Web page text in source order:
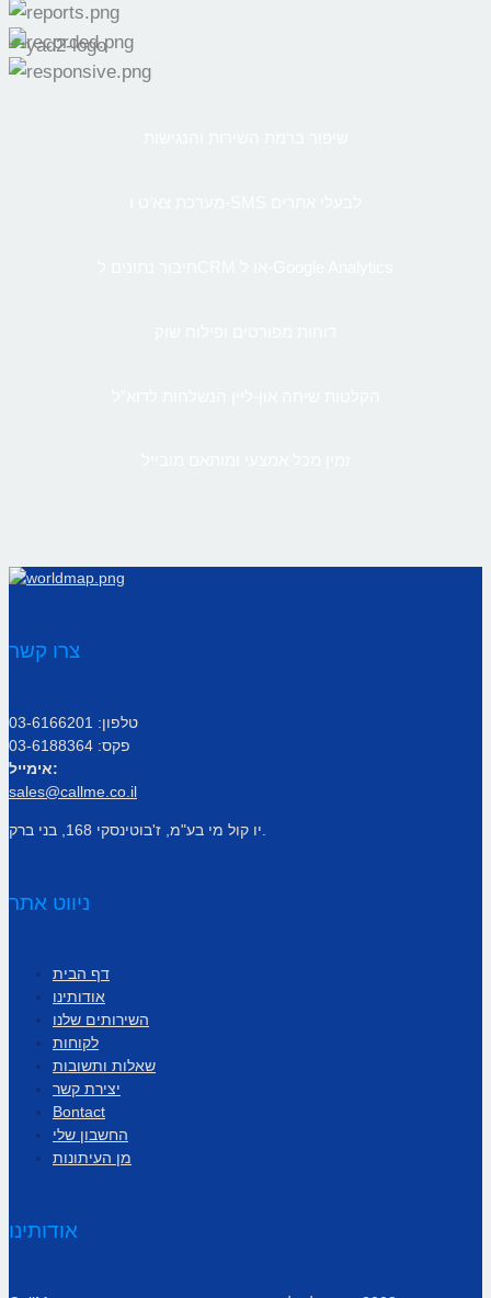
צרו קשר
טלפון: 03-6166201
פקס: 03-6188364
אימייל:
sales@callme.co.il
ניווט אתר
דף הבית
אודותינו
השירותים שלנו
לקוחות
שאלות ותשובות
יצירת קשר
Bontact
החשבון שלי
מן העיתונות
אודותינו